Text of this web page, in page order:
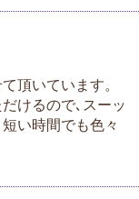
頂いています。
けるので､スーッ
い時間でも色々